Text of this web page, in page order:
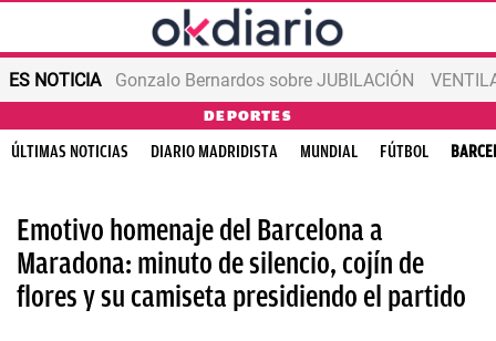
ES NOTICIA Gonzalo Bernardos sobre JUBILACIÓN
DEPORTES
ÚLTIMAS NOTICIAS DIARIO MADRIDISTA MUNDIAL FÚTBOL
Emotivo homenaje del Barcelona a
Maradona: minuto de silencio, cojín de
flores y su camiseta presidiendo el partido